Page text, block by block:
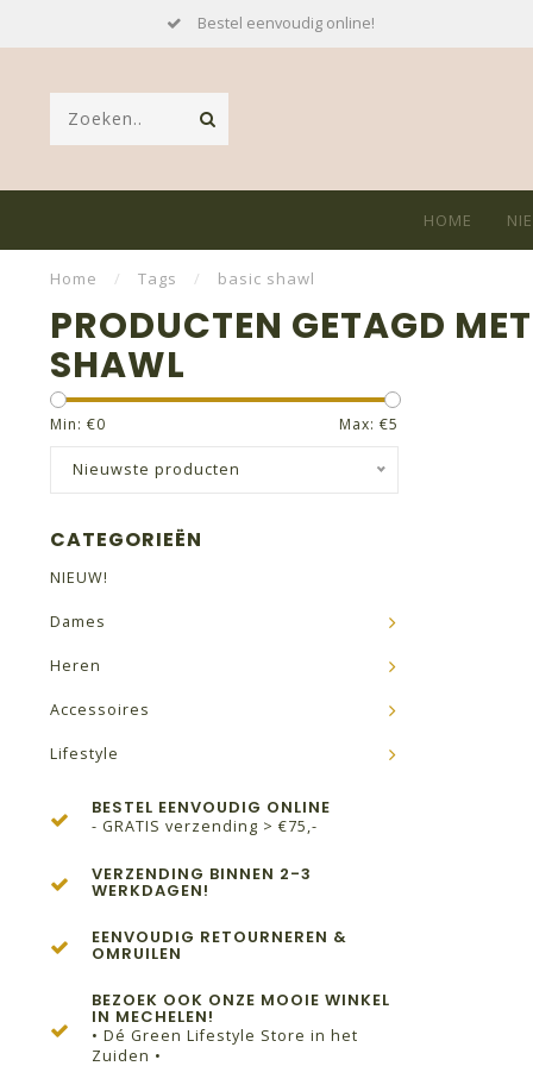
Bestel eenvoudig online!
HOME
Home / Tags / basic shawl
PRODUCTEN GETAGD
SHAWL
Min: €0 Max: €5
Nieuwste producten
CATEGORIEËN
NIEUW!
Dames
Heren
Accessoires
Lifestyle
BESTEL EENVOUDIG ONLINE
- GRATIS verzending > €75,-
VERZENDING BINNEN 2-3
WERKDAGEN!
EENVOUDIG RETOURNEREN &
OMRUILEN
BEZOEK OOK ONZE MOOIE WINKEL
IN MECHELEN!
• Dé Green Lifestyle Store in het
Zuiden •